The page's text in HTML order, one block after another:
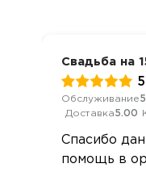
Свадьба на
5
Обслуживание
Доставка5.00
Спасибо
помощь в